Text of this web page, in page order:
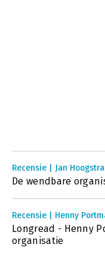
Recensie | Jan Hoogstra
De wendbare
Recensie | Henny
Longread - Henny
organisatie